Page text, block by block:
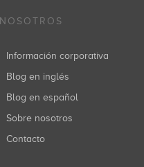
NOSOTROS
Información corporativa
Blog en inglés
Blog en español
Sobre nosotros
Contacto